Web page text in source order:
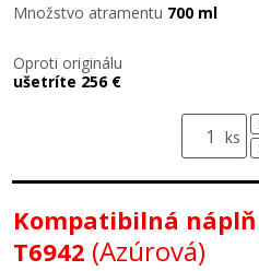
Množstvo atramentu 700 ml
Oproti originálu
ušetríte 256 €
ks
Kompatibilná náplň
T6942 (Azúrová)